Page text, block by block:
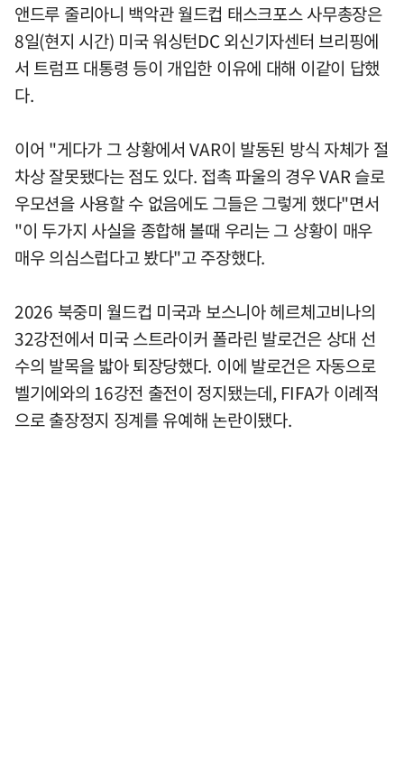
앤드루 줄리아니 백악관 월드컵 태스크포스 사무총장은
8일(현지 시간) 미국 워싱턴DC 외신기자센터 브리핑에
서 트럼프 대통령 등이 개입한 이유에 대해 이같이 답했
다.
이어 "게다가 그 상황에서 VAR이 발동된 방식 자체가 절
차상 잘못됐다는 점도 있다. 접촉 파울의 경우 VAR 슬로
우모션을 사용할 수 없음에도 그들은 그렇게 했다"면서
"이 두가지 사실을 종합해 볼때 우리는 그 상황이 매우
매우 의심스럽다고 봤다"고 주장했다.
2026 북중미 월드컵 미국과 보스니아 헤르체고비나의
32강전에서 미국 스트라이커 폴라린 발로건은 상대 선
수의 발목을 밟아 퇴장당했다. 이에 발로건은 자동으로
벨기에와의 16강전 출전이 정지됐는데, FIFA가 이례적
으로 출장정지 징계를 유예해 논란이됐다.